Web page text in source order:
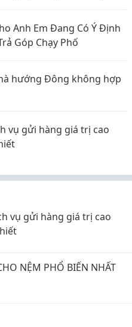
Anh Em Đang Có Ý Định
Góp Chạy Phố
hướng Đông không hợp
vụ gửi hàng giá trị cao
vụ gửi hàng giá trị cao
NỆM PHỔ BIẾN NHẤT